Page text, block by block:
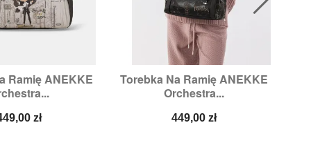
Ramię ANEKKE
zł
podgląd
Torebka Na Ramię ANEKKE
Orchestra...
Cena
449,00 zł
 Szybki podgląd